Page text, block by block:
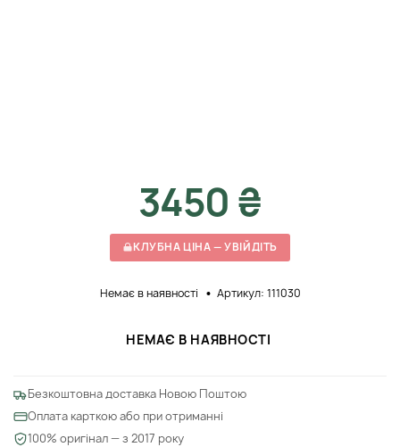
3450 ₴
КЛУБНА ЦІНА — УВІЙДІТЬ
Немає в наявності Артикул: 111030
НЕМАЄ В НАЯВНОСТІ
Безкоштовна доставка Новою Поштою
Оплата карткою або при отриманні
100% оригінал — з 2017 року